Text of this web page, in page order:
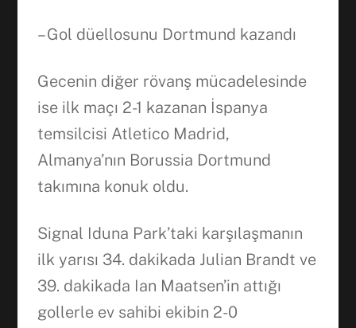
– Gol düellosunu Dortmund kazandı
Gecenin diğer rövanş mücadelesinde
ise ilk maçı 2-1 kazanan İspanya
temsilcisi Atletico Madrid,
Almanya’nın Borussia Dortmund
takımına konuk oldu.
Signal Iduna Park’taki karşılaşmanın
ilk yarısı 34. dakikada Julian Brandt ve
39. dakikada Ian Maatsen’in attığı
gollerle ev sahibi ekibin 2-0